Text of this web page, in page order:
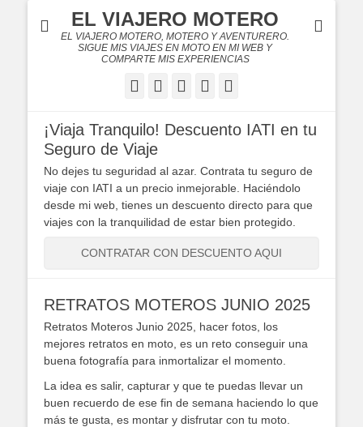
EL VIAJERO MOTERO
EL VIAJERO MOTERO, MOTERO Y AVENTURERO.
SIGUE MIS VIAJES EN MOTO EN MI WEB Y
COMPARTE MIS EXPERIENCIAS
Facebook
Twitter
FlickrYouTube
¡Viaja Tranquilo! Descuento IATI en tu
Seguro de Viaje
No dejes tu seguridad al azar. Contrata tu seguro de
viaje con IATI a un precio inmejorable. Haciéndolo
desde mi web, tienes un descuento directo para que
viajes con la tranquilidad de estar bien protegido.
CONTRATAR CON DESCUENTO AQUI
RETRATOS MOTEROS JUNIO 2025
Retratos Moteros Junio 2025, hacer fotos, los
mejores retratos en moto, es un reto conseguir una
buena fotografía para inmortalizar el momento.
La idea es salir, capturar y que te puedas llevar un
buen recuerdo de ese fin de semana haciendo lo que
más te gusta, es montar y disfrutar con tu moto.